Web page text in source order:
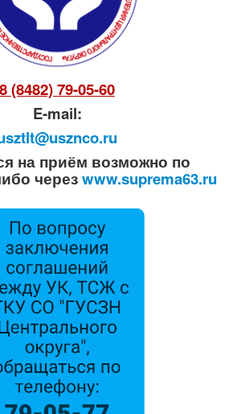
8 (8482) 79-05-60
E-mail:
на приём возможно по
черезwww.suprema63.ru